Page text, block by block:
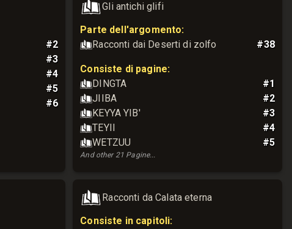
#2
#3
#4
#5
#6
Gli antichi glifi
Parte dell'argomento:
Racconti dai Deserti di zolfo
#38
Consiste di pagine:
DINGTA
#1
JIIBA
#2
KEYYA YIB'
#3
TEYII
#4
WETZUU
#5
And other 21 Pagine...
Racconti da Calata eterna
Consiste in capitoli: